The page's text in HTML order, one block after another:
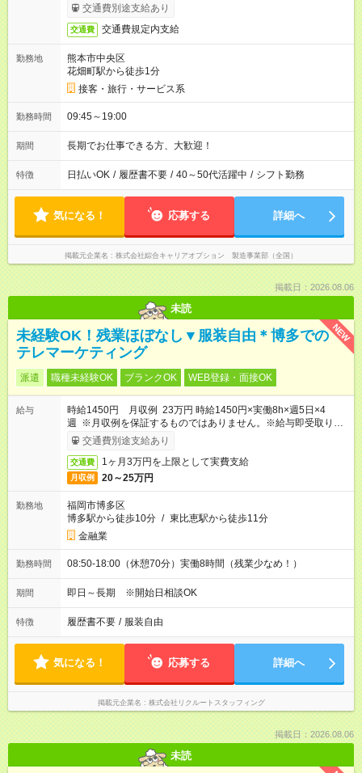
交通費別途支給あり
交通費 交通費規定内支給
勤務地
熊本市中央区
花畑町駅から徒歩1分
接客・旅行・サービス系
勤務時間 09:45～19:00
期間 長期でお仕事できる方、大歓迎！
特徴 日払いOK / 履歴書不要 / 40～50代活躍中 / シフト勤務
気になる！ 応募する 詳細へ
掲載元企業名 株式会社綜合キャリアオプション 製造事業部（全国）
掲載日：2026.08.06
未読
NEW
未経験OK！残業ほぼなし▼服装自由＊博多での
テレマーケティング
派遣 職種未経験OK ブランクOK WEB登録・面接OK
給与
時給1450円 月収例 23万円 時給1450円×実働8h×週5日×4
週 ※月収例を保証するものではありません。※給与即受取りサ
ービス利用可（利用条件有）
交通費別途支給あり
交通費 1ヶ月3万円を上限として実費支給
月収例 20～25万円
勤務地
福岡市博多区
博多駅から徒歩10分 / 東比恵駅から徒歩11分
金融業
勤務時間 08:50-18:00（休憩70分）実働8時間（残業少なめ！）
期間 即日～長期 ※開始日相談OK
特徴 履歴書不要 / 服装自由
気になる！ 応募する 詳細へ
掲載元企業名 株式会社リクルートスタッフィング
掲載日：2026.08.06
未読